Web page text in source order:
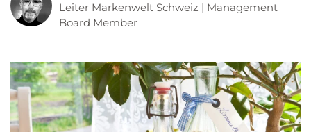
Leiter Markenwelt Schweiz | Management
Board Member